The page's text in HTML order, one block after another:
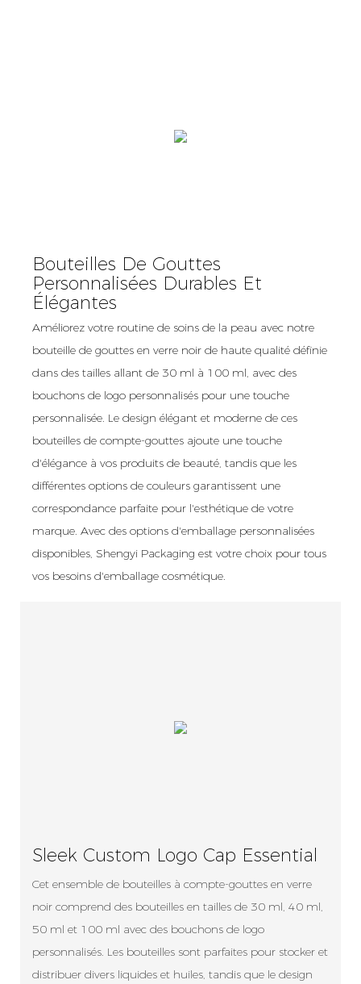
Bouteilles De Gouttes
Personnalisées Durables Et
Élégantes
Améliorez votre routine de soins de la peau avec notre
bouteille de gouttes en verre noir de haute qualité définie
dans des tailles allant de 30 ml à 100 ml, avec des
bouchons de logo personnalisés pour une touche
personnalisée. Le design élégant et moderne de ces
bouteilles de compte-gouttes ajoute une touche
d'élégance à vos produits de beauté, tandis que les
différentes options de couleurs garantissent une
correspondance parfaite pour l'esthétique de votre
marque. Avec des options d'emballage personnalisées
disponibles, Shengyi Packaging est votre choix pour tous
vos besoins d'emballage cosmétique.
Sleek Custom Logo Cap Essential
Cet ensemble de bouteilles à compte-gouttes en verre
noir comprend des bouteilles en tailles de 30 ml, 40 ml,
50 ml et 100 ml avec des bouchons de logo
personnalisés. Les bouteilles sont parfaites pour stocker et
distribuer divers liquides et huiles, tandis que le design